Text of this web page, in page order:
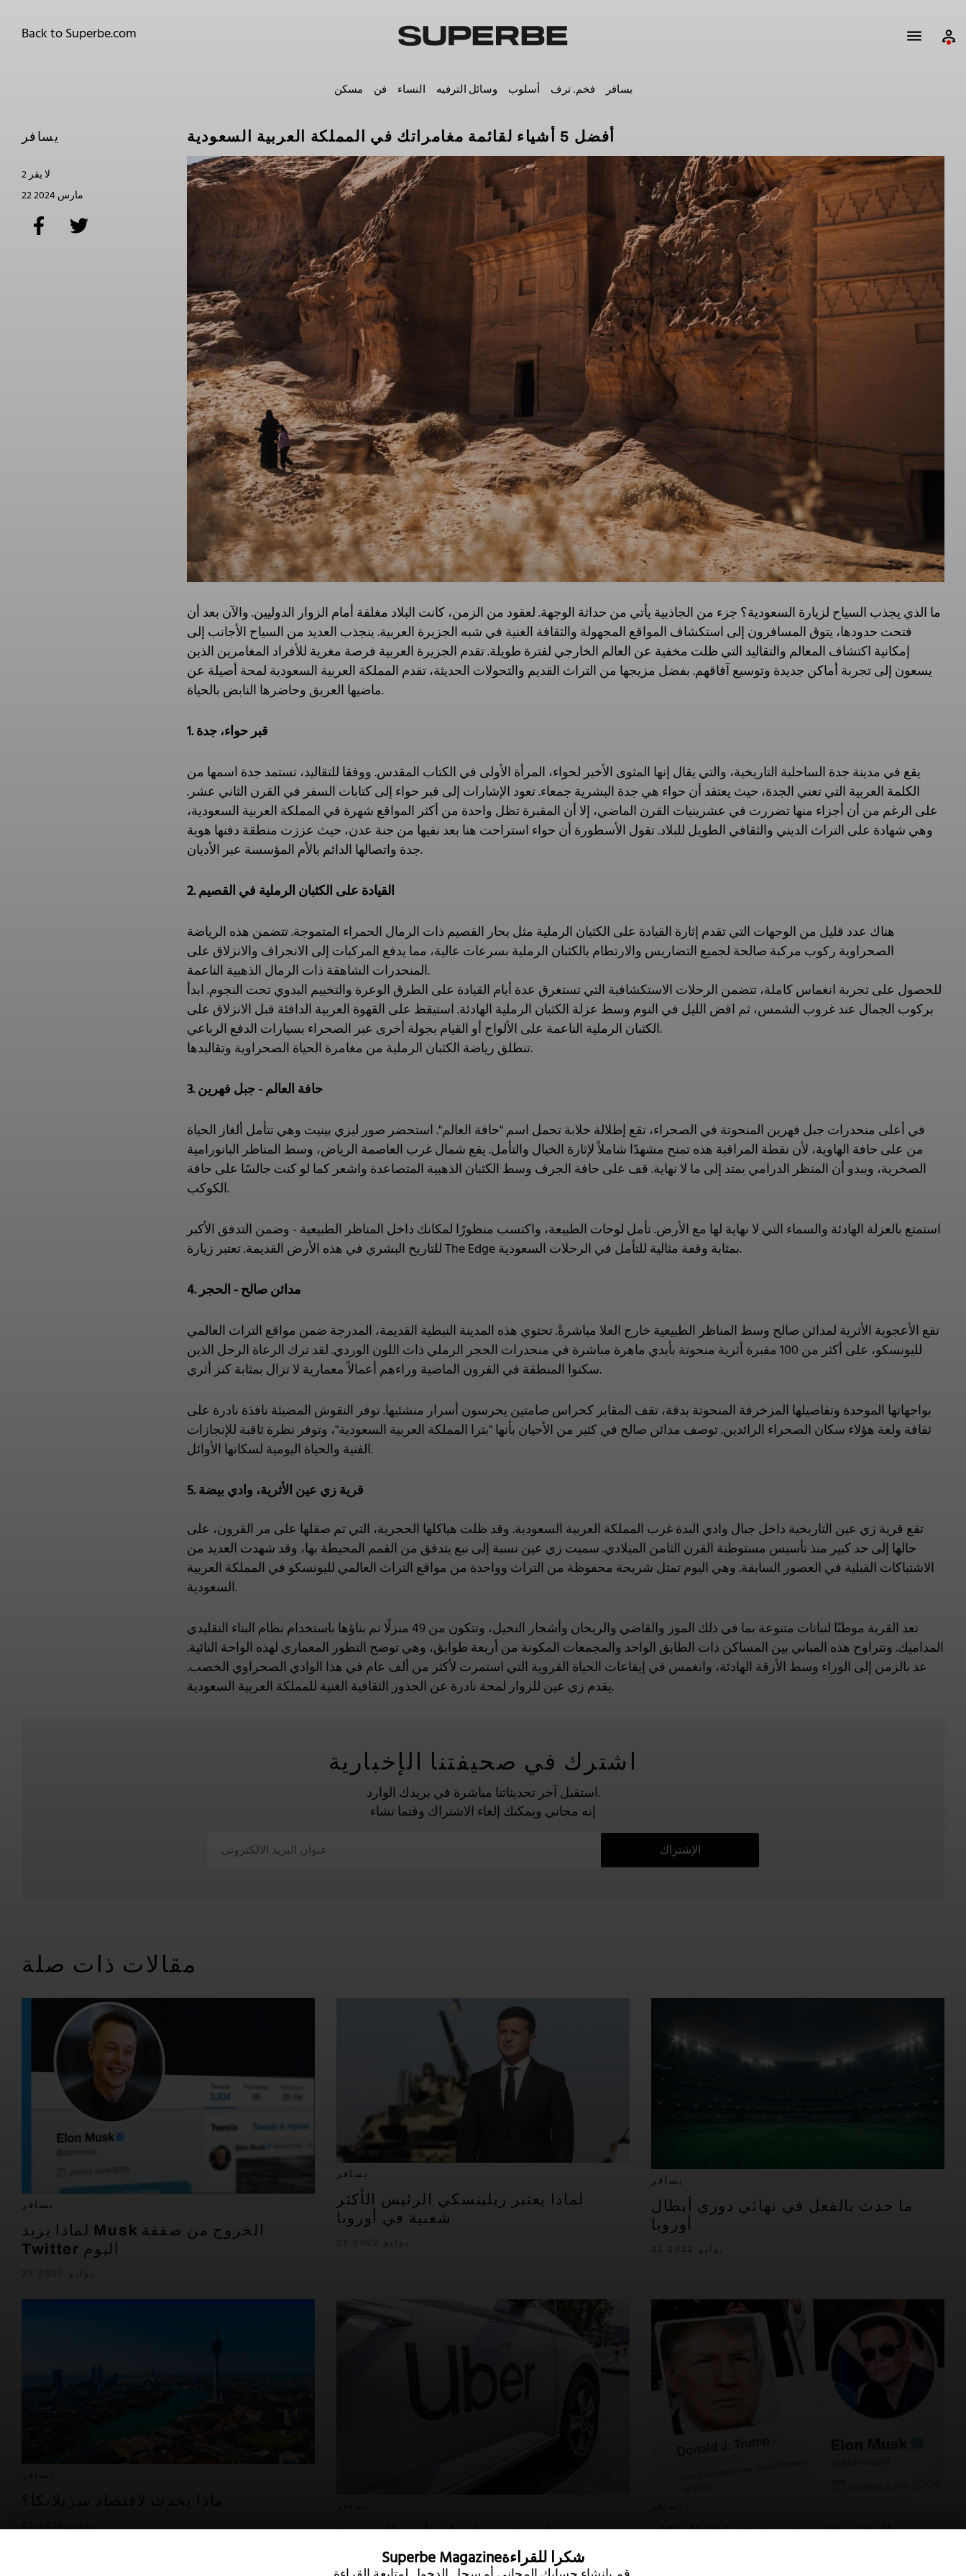
Back to Superbe.com
مسكن فن النساء وسائل الترفيه أسلوب فخم. ترف يسافر
أفضل 5 أشياء لقائمة مغامراتك في المملكة العربية السعودية
ما الذي يجذب السياح لزيارة السعودية؟ جزء من الجاذبية يأتي من حداثة الوجهة. لعقود من الزمن، كانت البلاد مغلقة أمام الزوار الدوليين. والآن بعد أن
فتحت حدودها، يتوق المسافرون إلى استكشاف المواقع المجهولة والثقافة الغنية في شبه الجزيرة العربية. ينجذب العديد من السياح الأجانب إلى
إمكانية اكتشاف المعالم والتقاليد التي ظلت مخفية عن العالم الخارجي لفترة طويلة. تقدم الجزيرة العربية فرصة مغرية للأفراد المغامرين الذين
يسعون إلى تجربة أماكن جديدة وتوسيع آفاقهم. بفضل مزيجها من التراث القديم والتحولات الحديثة، تقدم المملكة العربية السعودية لمحة أصيلة عن
ماضيها العريق وحاضرها النابض بالحياة.
1. قبر حواء، جدة
يقع في مدينة جدة الساحلية التاريخية، والتي يقال إنها المثوى الأخير لحواء، المرأة الأولى في الكتاب المقدس. ووفقا للتقاليد، تستمد جدة اسمها من
الكلمة العربية التي تعني الجدة، حيث يعتقد أن حواء هي جدة البشرية جمعاء. تعود الإشارات إلى قبر حواء إلى كتابات السفر في القرن الثاني عشر.
على الرغم من أن أجزاء منها تضررت في عشرينيات القرن الماضي، إلا أن المقبرة تظل واحدة من أكثر المواقع شهرة في المملكة العربية السعودية،
وهي شهادة على التراث الديني والثقافي الطويل للبلاد. تقول الأسطورة أن حواء استراحت هنا بعد نفيها من جنة عدن، حيث عززت منطقة دفنها هوية
جدة واتصالها الدائم بالأم المؤسسة عبر الأديان.
2. القيادة على الكثبان الرملية في القصيم
هناك عدد قليل من الوجهات التي تقدم إثارة القيادة على الكثبان الرملية مثل بحار القصيم ذات الرمال الحمراء المتموجة. تتضمن هذه الرياضة
الصحراوية ركوب مركبة صالحة لجميع التضاريس والارتطام بالكثبان الرملية بسرعات عالية، مما يدفع المركبات إلى الانجراف والانزلاق على
المنحدرات الشاهقة ذات الرمال الذهبية الناعمة.
للحصول على تجربة انغماس كاملة، تتضمن الرحلات الاستكشافية التي تستغرق عدة أيام القيادة على الطرق الوعرة والتخييم البدوي تحت النجوم. ابدأ
بركوب الجمال عند غروب الشمس، ثم اقض الليل في النوم وسط عزلة الكثبان الرملية الهادئة. استيقظ على القهوة العربية الدافئة قبل الانزلاق على
الكثبان الرملية الناعمة على الألواح أو القيام بجولة أخرى عبر الصحراء بسيارات الدفع الرباعي.
تنطلق رياضة الكثبان الرملية من مغامرة الحياة الصحراوية وتقاليدها.
3. حافة العالم - جبل فهرين
في أعلى منحدرات جبل فهرين المنحوتة في الصحراء، تقع إطلالة خلابة تحمل اسم "حافة العالم". استحضر صور ليزي بينيت وهي تتأمل ألغاز الحياة
من على حافة الهاوية، لأن نقطة المراقبة هذه تمنح مشهدًا شاملاً لإثارة الخيال والتأمل. يقع شمال غرب العاصمة الرياض، وسط المناظر البانورامية
الصخرية، ويبدو أن المنظر الدرامي يمتد إلى ما لا نهاية. قف على حافة الجرف وسط الكثبان الذهبية المتصاعدة واشعر كما لو كنت جالسًا على حافة
الكوكب.
استمتع بالعزلة الهادئة والسماء التي لا نهاية لها مع الأرض. تأمل لوحات الطبيعة، واكتسب منظورًا لمكانك داخل المناظر الطبيعية - وضمن التدفق الأكبر
للتاريخ البشري في هذه الأرض القديمة. تعتبر زيارة The Edge بمثابة وقفة مثالية للتأمل في الرحلات السعودية.
4. مدائن صالح - الحجر
تقع الأعجوبة الأثرية لمدائن صالح وسط المناظر الطبيعية خارج العلا مباشرةً. تحتوي هذه المدينة النبطية القديمة، المدرجة ضمن مواقع التراث العالمي
لليونسكو، على أكثر من 100 مقبرة أثرية منحوتة بأيدي ماهرة مباشرة في منحدرات الحجر الرملي ذات اللون الوردي. لقد ترك الرعاة الرحل الذين
سكنوا المنطقة في القرون الماضية وراءهم أعمالاً معمارية لا تزال بمثابة كنز أثري.
بواجهاتها الموحدة وتفاصيلها المزخرفة المنحوتة بدقة، تقف المقابر كحراس صامتين يحرسون أسرار منشئيها. توفر النقوش المضيئة نافذة نادرة على
ثقافة ولغة هؤلاء سكان الصحراء الرائدين. توصف مدائن صالح في كثير من الأحيان بأنها "بترا المملكة العربية السعودية"، وتوفر نظرة ثاقبة للإنجازات
الفنية والحياة اليومية لسكانها الأوائل.
5. قرية زي عين الأثرية، وادي بيضة
تقع قرية زي عين التاريخية داخل جبال وادي البدة غرب المملكة العربية السعودية. وقد ظلت هياكلها الحجرية، التي تم صقلها على مر القرون، على
حالها إلى حد كبير منذ تأسيس مستوطنة القرن الثامن الميلادي. سميت زي عين نسبة إلى نبع يتدفق من القمم المحيطة بها، وقد شهدت العديد من
الاشتباكات القبلية في العصور السابقة. وهي اليوم تمثل شريحة محفوظة من التراث وواحدة من مواقع التراث العالمي لليونسكو في المملكة العربية
السعودية.
تعد القرية موطنًا لنباتات متنوعة بما في ذلك الموز والقاضي والريحان وأشجار النخيل، وتتكون من 49 منزلًا تم بناؤها باستخدام نظام البناء التقليدي
المداميك. وتتراوح هذه المباني بين المساكن ذات الطابق الواحد والمجمعات المكونة من أربعة طوابق، وهي توضح التطور المعماري لهذه الواحة النائية.
عد بالزمن إلى الوراء وسط الأزقة الهادئة، وانغمس في إيقاعات الحياة القروية التي استمرت لأكثر من ألف عام في هذا الوادي الصحراوي الخصب.
يقدم زي عين للزوار لمحة نادرة عن الجذور الثقافية الغنية للمملكة العربية السعودية.
يسافر
2 لا يقر
22 مارس 2024
اشترك في صحيفتنا الإخبارية
استقبل آخر تحديثاتنا مباشرة في بريدك الوارد.
إنه مجاني ويمكنك إلغاء الاشتراك وقتما تشاء
الإشتراك
مقالات ذات صلة
يسافر
لماذا يريد Musk الخروج من صفقة
Twitter اليوم
21 يوليو 2022
يسافر
لماذا يعتبر زيلينسكي الرئيس الأكثر
شعبية في أوروبا
21 يوليو 2022
يسافر
ما حدث بالفعل في نهائي دوري أبطال
أوروبا
21 يوليو 2022
ما حدث بمعلومات أوبر المسربة
21 يوليو 2022
العلاقة التي يتحدث عنها العالم كله
Superbe Magazineشكرا للقراءة